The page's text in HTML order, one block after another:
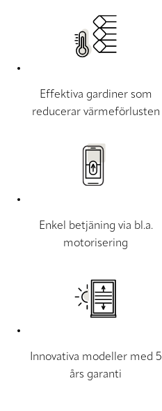
Effektiva gardiner som
reducerar värmeförlusten
Enkel betjäning via bl.a.
motorisering
Innovativa modeller med 5
års garanti